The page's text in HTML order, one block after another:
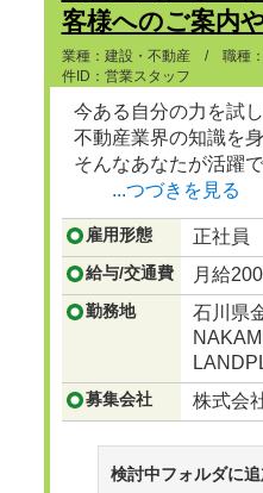
客様へのご案内
業種：建設・不動産 / 職種
件ID：営業スタッフ
今ある自分の力を試
不動産業界の知識を
そんなあなたが活躍
...つづきを見る
雇用形態 正社員
給与/交通費 月給
勤務地
石川県
募集会社 株式会
検討中フォルダに追